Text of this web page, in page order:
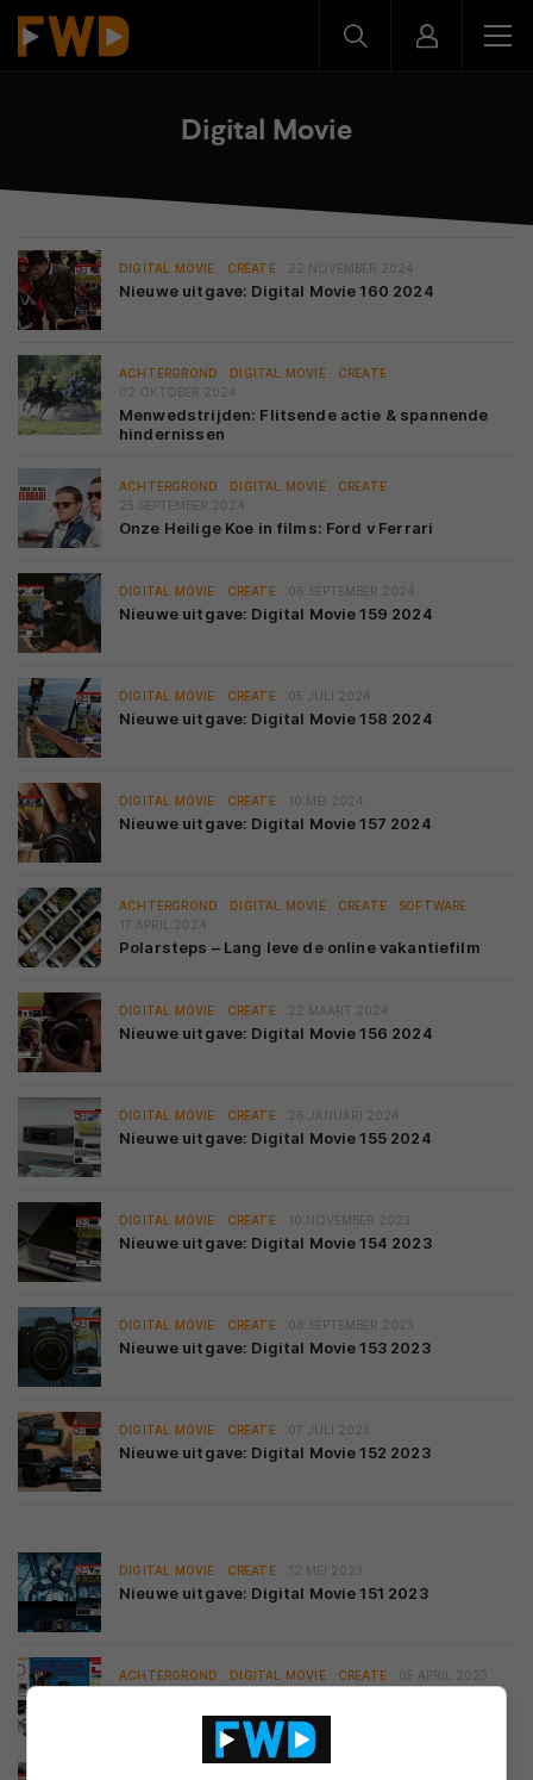
Digital Movie
DIGITAL MOVIE CREATE 22 NOVEMBER 2024
Nieuwe uitgave: Digital Movie 160 2024
ACHTERGROND DIGITAL MOVIE
CREATE
02 OKTOBER 2024
Menwedstrijden: Flitsende actie & spannende
hindernissen
ACHTERGROND DIGITAL MOVIE
CREATE
25 SEPTEMBER 2024
Onze Heilige Koe in films: Ford v Ferrari
DIGITAL MOVIE CREATE 06 SEPTEMBER 2024
Nieuwe uitgave: Digital Movie 159 2024
DIGITAL MOVIE CREATE 05 JULI 2024
Nieuwe uitgave: Digital Movie 158 2024
DIGITAL MOVIE CREATE 10 MEI 2024
Nieuwe uitgave: Digital Movie 157 2024
ACHTERGROND DIGITAL MOVIE CREATE
SOFTWARE
17 APRIL 2024
Polarsteps – Lang leve de online vakantiefilm
DIGITAL MOVIE CREATE 22 MAART 2024
Nieuwe uitgave: Digital Movie 156 2024
DIGITAL MOVIE CREATE 26 JANUARI 2024
Nieuwe uitgave: Digital Movie 155 2024
DIGITAL MOVIE CREATE 10 NOVEMBER 2023
Nieuwe uitgave: Digital Movie 154 2023
DIGITAL MOVIE CREATE 08 SEPTEMBER 2023
Nieuwe uitgave: Digital Movie 153 2023
DIGITAL MOVIE CREATE 07 JULI 2023
Nieuwe uitgave: Digital Movie 152 2023
DIGITAL MOVIE CREATE 12 MEI 2023
Nieuwe uitgave: Digital Movie 151 2023
ACHTERGROND DIGITAL MOVIE CREATE 05 APRIL 2023